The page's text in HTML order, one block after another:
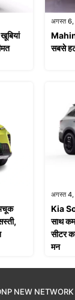
अगस्त
सबसे
अगस्त
Kia
साथ
सीटर
मन
NEW